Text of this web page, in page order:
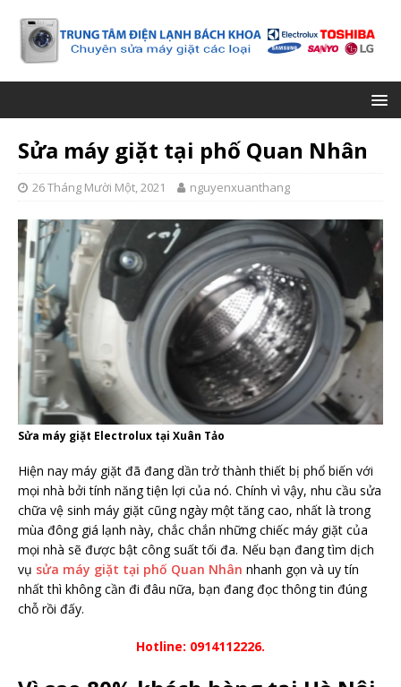
Sửa máy giặt tại phố Quan Nhân
26 Tháng Mười Một, 2021 nguyenxuanthang
Sửa máy giặt Electrolux tại Xuân Tảo
Hiện nay máy giặt đã đang dần trở thành thiết bị phổ biến với
mọi nhà bởi tính năng tiện lợi của nó. Chính vì vậy, nhu cầu sửa
chữa vệ sinh máy giặt cũng ngày một tăng cao, nhất là trong
mùa đông giá lạnh này, chắc chắn những chiếc máy giặt của
mọi nhà sẽ được bật công suất tối đa. Nếu bạn đang tìm dịch
vụ sửa máy giặt tại phố Quan Nhân nhanh gọn và uy tín
nhất thì không cần đi đâu nữa, bạn đang đọc thông tin đúng
chỗ rồi đấy.
Hotline: 0914112226.